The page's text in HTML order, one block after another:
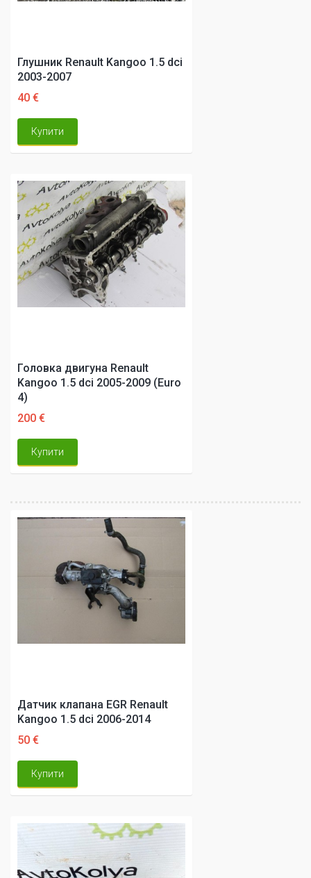
Глушник Renault Kangoo 1.5 dci
2003-2007
40 €
Купити
Головка двигуна Renault
Kangoo 1.5 dci 2005-2009 (Euro
4)
200 €
Купити
Датчик клапана EGR Renault
Kangoo 1.5 dci 2006-2014
50 €
Купити